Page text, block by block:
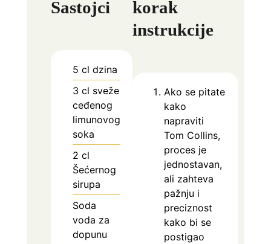
Sastojci
5 cl dzina
3 cl sveže
ceđenog
limunovog
soka
2 cl
Šećernog
sirupa
Soda
voda za
dopunu
korak
instrukcije
Ako se pitate
kako
napraviti
Tom Collins,
proces je
jednostavan,
ali zahteva
pažnju i
preciznost
kako bi se
postigao